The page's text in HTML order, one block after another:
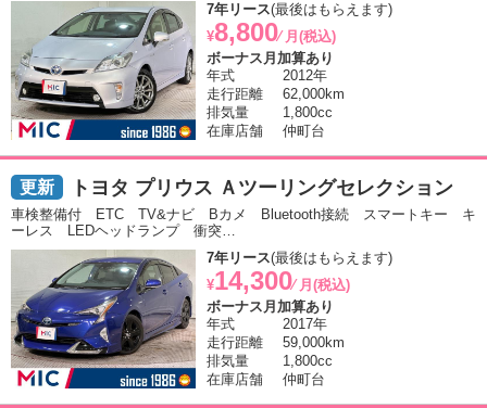
7年リース(最後はもらえます)
¥8,800⁄ 月(税込)
ボーナス月加算あり
年式
2012年
走行距離
62,000km
排気量
1,800cc
在庫店舗
仲町台
トヨタ プリウス Ａツーリングセレクション
車検整備付 ETC TV&ナビ Bカメ Bluetooth接続 スマートキー キ
ーレス LEDヘッドランプ 衝突…
7年リース(最後はもらえます)
¥14,300⁄ 月(税込)
ボーナス月加算あり
年式
2017年
走行距離
59,000km
排気量
1,800cc
在庫店舗
仲町台